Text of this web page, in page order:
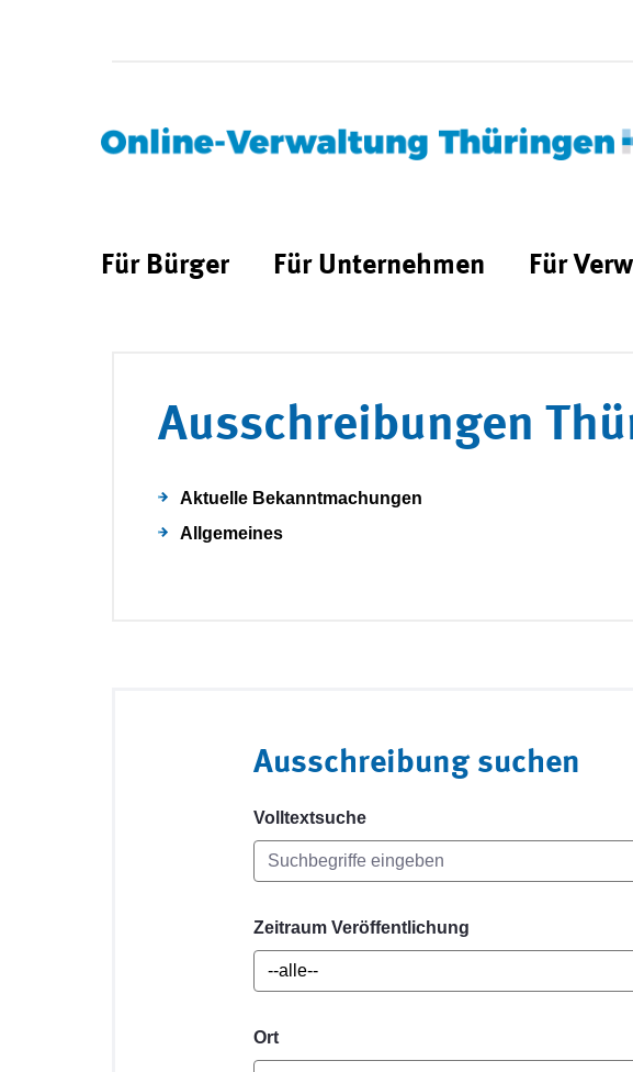
Für Bürger Für Unternehmen Für
Ausschreibungen
Aktuelle Bekanntmachungen
Allgemeines
Ausschreibung suchen
Volltextsuche
Zeitraum Veröffentlichung
Ort